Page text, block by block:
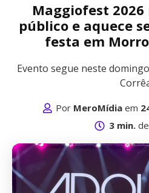
Maggiofest
público e aquece
festa em
Evento segue neste
Por MeroMídia em
3 min.de